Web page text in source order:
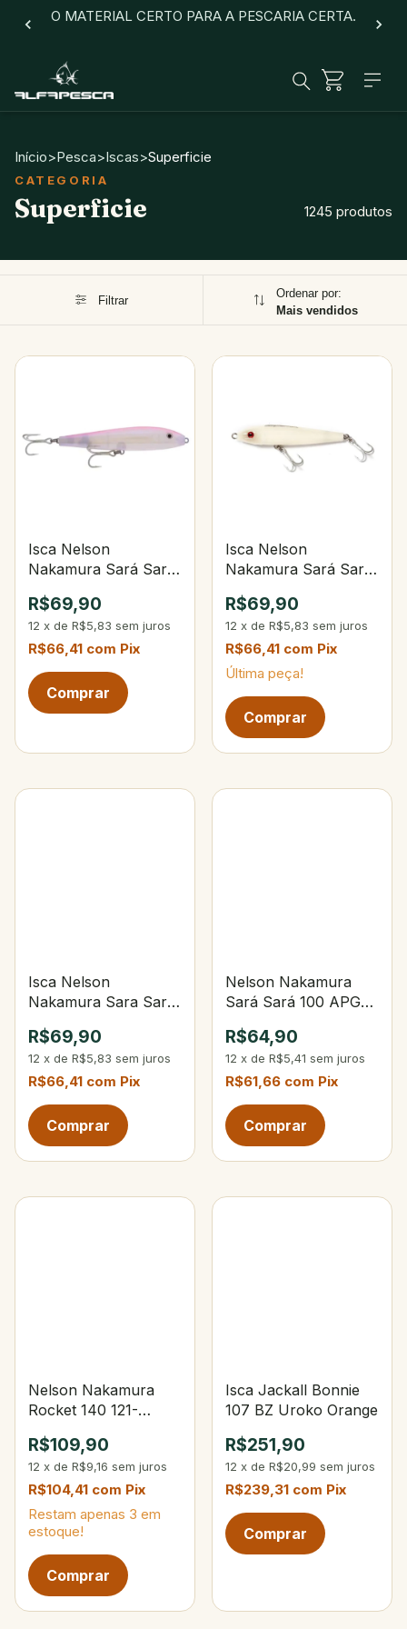
O MATERIAL CERTO PARA A PESCARIA CERTA.
Início>Pesca>Iscas>Superficie
Superficie 1245 produtos
Filtrar
Ordenar por:
Mais vendidos
Isca Nelson
Nakamura Sará Sará
R$69,90
12 x de R$5,83 sem juros
R$66,41 com Pix
Isca Nelson
Nakamura Sará Sará
R$69,90
12 x de R$5,83 sem juros
R$66,41 com Pix
Última peça!
Isca Nelson
Nakamura Sara Sará
Limão
R$69,90
12 x de R$5,83 sem juros
R$66,41 com Pix
Nelson Nakamura
Sará Sará 100 APG-
Green
R$64,90
12 x de R$5,41 sem juros
R$61,66 com Pix
Nelson Nakamura
Rocket 140 121-
Tiger
R$109,90
12 x de R$9,16 sem juros
R$104,41 com Pix
Restam apenas 3 em
estoque!
Isca Jackall Bonnie
107 BZ Uroko Orange
R$251,90
12 x de R$20,99 sem juros
R$239,31 com Pix